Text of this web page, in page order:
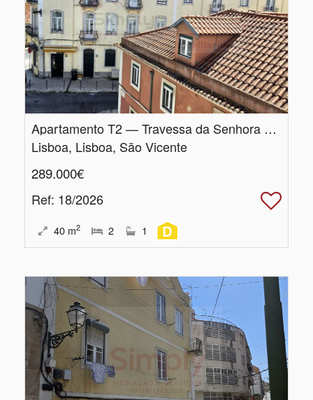
Apartamento T2 — Travessa da Senhora da Glória, Santa Engrácia, Lisboa
Lisboa, Lisboa, São Vicente
289.000€
Ref: 18/2026
40 m2 2 1